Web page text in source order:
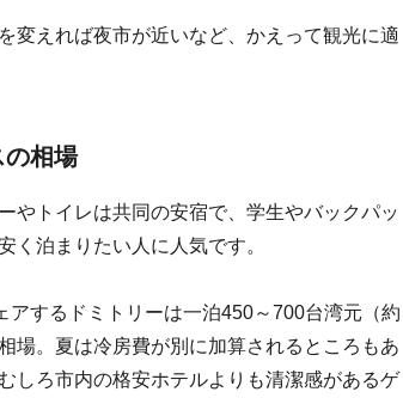
変えれば夜市が近いなど、かえって観光に適
の相場
やトイレは共同の安宿で、学生やバックパッ
く泊まりたい人に人気です。
アするドミトリーは一泊450～700台湾元（約
場。夏は冷房費が別に加算されるところもあ
しろ市内の格安ホテルよりも清潔感があるゲ